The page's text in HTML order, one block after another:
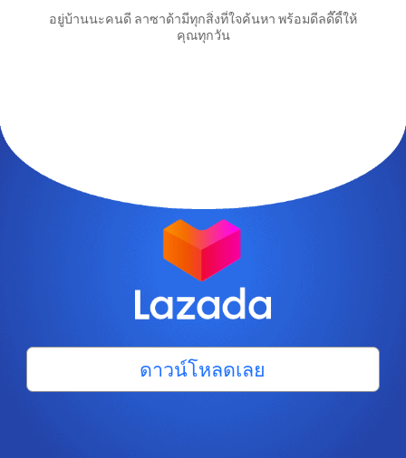
อยู่บ้านนะคนดี ลาซาด้ามีทุกสิ่งที่ใจค้นหา พร้อมดีลดี๊ดี้ให้
คุณทุกวัน
ดาวน์โหลดเลย